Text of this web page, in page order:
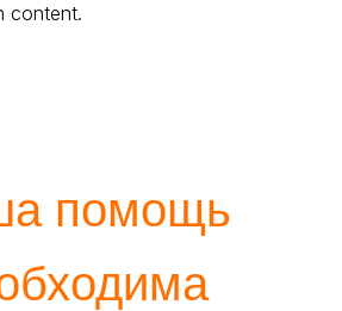
content.
помощь